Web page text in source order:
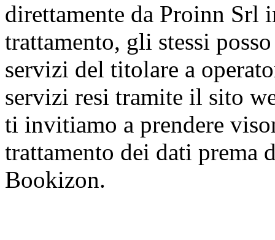
direttamente da Proinn Srl
trattamento, gli stessi
servizi del titolare a
servizi resi tramite il sito
ti invitiamo a prendere
trattamento dei dati prema
Bookizon.